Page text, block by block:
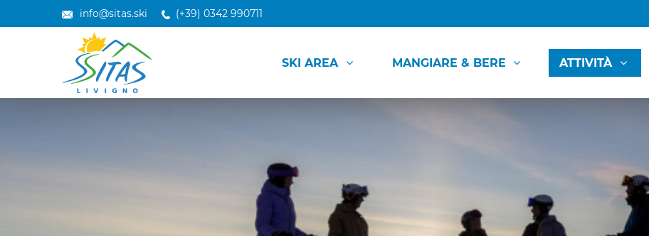
info@sitas.ski (+39) 0342 990711
SKI AREA MANGIARE & BERE ATTIVITÀ